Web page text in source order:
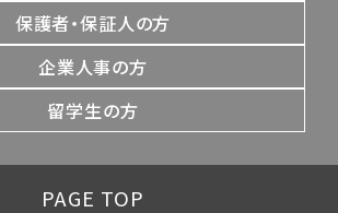
保護者・保証人の方
企業人事の方
留学生の方
PAGE TOP